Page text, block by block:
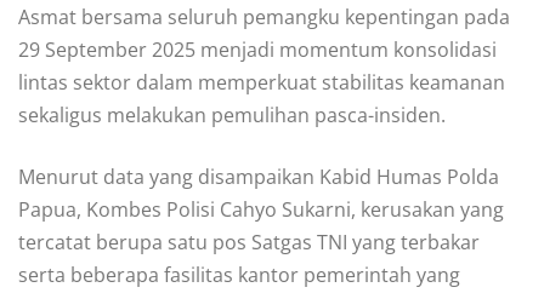
Asmat bersama seluruh pemangku kepentingan pada
29 September 2025 menjadi momentum konsolidasi
lintas sektor dalam memperkuat stabilitas keamanan
sekaligus melakukan pemulihan pasca-insiden.
Menurut data yang disampaikan Kabid Humas Polda
Papua, Kombes Polisi Cahyo Sukarni, kerusakan yang
tercatat berupa satu pos Satgas TNI yang terbakar
serta beberapa fasilitas kantor pemerintah yang